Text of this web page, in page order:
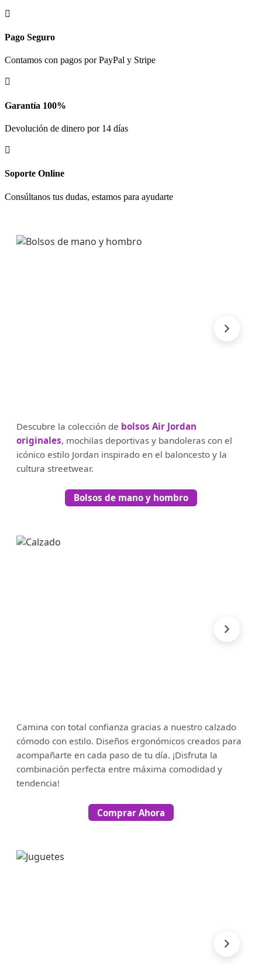

Pago Seguro
Contamos con pagos por PayPal y Stripe

Garantía 100%
Devolución de dinero por 14 días

Soporte Online
Consúltanos tus dudas, estamos para ayudarte
Descubre la colección de bolsos Air Jordan
originales, mochilas deportivas y bandoleras con el
icónico estilo Jordan inspirado en el baloncesto y la
cultura streetwear.
Bolsos de mano y hombro
Camina con total confianza gracias a nuestro calzado
cómodo con estilo. Diseños ergonómicos creados para
acompañarte en cada paso de tu día. ¡Disfruta la
combinación perfecta entre máxima comodidad y
tendencia!
Comprar Ahora